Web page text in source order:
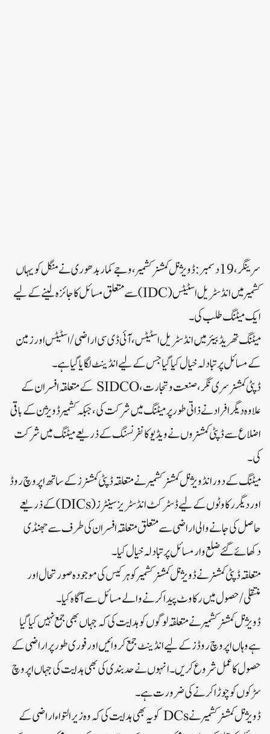
سرینگر، 19 دسمبر: ڈویژنل کمشنر کشمیر، وجے کمار بدھوری نے منگل کو یہاں
کشمیر میں انڈسٹریل اسٹیٹس (IDC) سے متعلق مسائل کا جائزہ لینے کے لیے
ایک میٹنگ طلب کی۔
میٹنگ تھریڈ بیئر میں انڈسٹریل اسٹیٹس، آئی ڈی سی اراضی/ اسٹیٹس اور زمین
کے مسائل پر تبادلہ خیال کیا گیا جس کے لیے انڈینٹ لگایا گیا ہے۔
ڈپٹی کمشنر سری نگر، صنعت و تجارت، SIDCO کے متعلقہ افسران کے
علاوہ دیگر افراد نے ذاتی طور پر میٹنگ میں شرکت کی، جبکہ کشمیر ڈویژن کے باقی
اضلاع سے ڈپٹی کمشنروں نے ویڈیو کانفرنسنگ کے ذریعے میٹنگ میں شرکت
کی۔
میٹنگ کے دورانڈویژنل کمشنر کشمیرنے متعلقہ ڈپٹی کمشنرز کے ساتھ اپروچ روڈ
اور دیگر رکاوٹوں کے لیے ڈسٹرکٹ انڈسٹریز سینٹرز (DICs) کے ذریعے
حاصل کی جانے والی اراضی سے متعلق متعلقہ افسران کی طرف سے جھنڈی
دکھائے گئے ضلع وار مسائل پر تبادلہ خیال کیا۔
متعلقہ ڈپٹی کمشنر نے ڈویژنل کمشنر کشمیرکو ہر کیس کی موجودہ صورتحال اور
منتقلی/ حصول میں رکاوٹ پیدا کرنے والے مسائل سے آگاہ کیا۔
ڈویژنل کمشنر کشمیرنے متعلقہ لوگوں کو ہدایت کی کہ جہاں بھی جمع نہیں کیا گیا
ہے وہاں اپروچ روڈز کے لیے انڈینٹ جمع کروائیں اور فوری طور پر اراضی کے
حصول کا عمل شروع کریں۔ انہوں نے حد بندی کی بھی ہدایت کی جہاں اپروچ
سڑکوں کو چوڑا کرنے کی ضرورت ہے۔
ڈویژنل کمشنر کشمیرنے DCs کو یہ بھی ہدایت کی کہ وہ زیر التواء اراضی کے